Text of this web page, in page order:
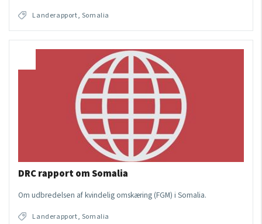
Landerapport, Somalia
DRC rapport om Somalia
Om udbredelsen af kvindelig omskæring (FGM) i Somalia.
Landerapport, Somalia